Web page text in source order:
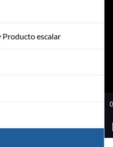
Producto escalar